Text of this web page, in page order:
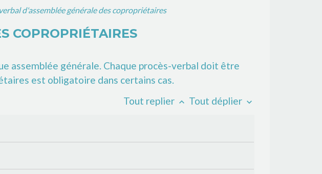
d'assemblée générale des copropriétaires
COPROPRIÉTAIRES
assemblée générale. Chaque procès-verbal doit être
est obligatoire dans certains cas.
Tout replier keyboard_arrow_up Tout déplier keyboard_arrow_down